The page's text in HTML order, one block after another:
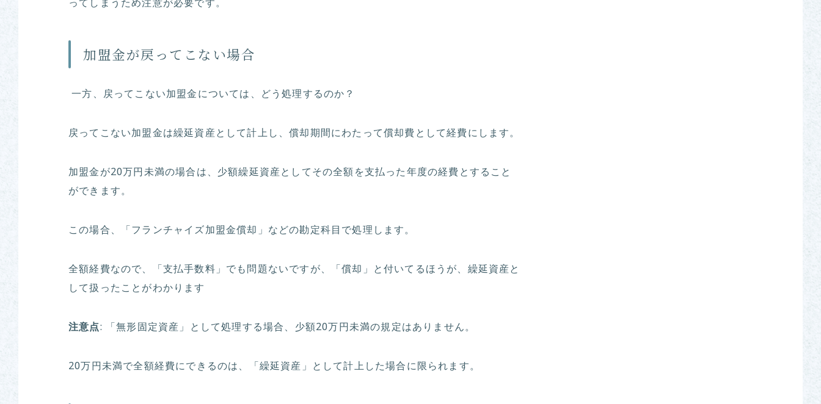
ってしまうため注意が必要です。
加盟金が戻ってこない場合
一方、戻ってこない加盟金については、どう処理するのか？
戻ってこない加盟金は繰延資産として計上し、償却期間にわたって償却費として経費にします。
加盟金が20万円未満の場合は、少額繰延資産としてその全額を支払った年度の経費とすること
ができます。
この場合、「フランチャイズ加盟金償却」などの勘定科目で処理します。
全額経費なので、「支払手数料」でも問題ないですが、「償却」と付いてるほうが、繰延資産と
して扱ったことがわかります
注意点: 「無形固定資産」として処理する場合、少額20万円未満の規定はありません。
20万円未満で全額経費にできるのは、「繰延資産」として計上した場合に限られます。